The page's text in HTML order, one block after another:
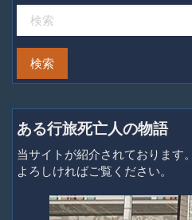
ある行旅死亡人の物語
当サイトが紹介されております。
よろしければご覧ください。